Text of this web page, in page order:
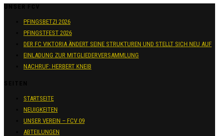
PFINGSBETZI 2026
PFINGSTFEST 2026
DER FC VIKTORIA ÄNDERT SEINE STRUKTUREN UND STELLT SICH NEU AUF
EINLADUNG ZUR MITGLIEDERVERSAMMLUNG
NACHRUF: HERBERT KNEIB
STARTSEITE
NEUIGKEITEN
UNSER VEREIN – FCV 09
ABTEILUNGEN